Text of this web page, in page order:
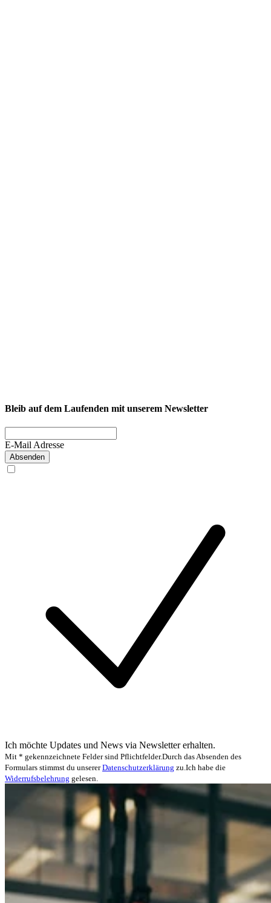
Bleib auf dem Laufenden mit unserem Newsletter
E-Mail Adresse
Absenden
Ich möchte Updates und News via Newsletter erhalten.
Mit * gekennzeichnete Felder sind Pflichtfelder.Durch das Absenden des
Formulars stimmst du unserer Datenschutzerklärung zu. Ich habe die
Widerrufsbelehrung gelesen.